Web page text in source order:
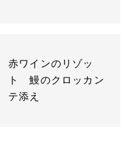
赤ワインのリゾッ
ト 鰻のクロッカン
テ添え